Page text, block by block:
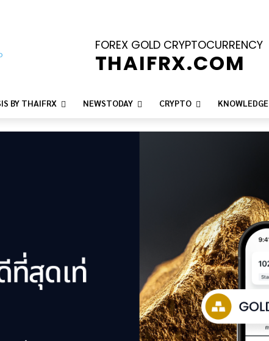
FOREX GOLD CRYPTOCURRENCY
THAIFRX.COM
BY THAIFRX NEWSTODAY CRYPTO KNOWLEDGE